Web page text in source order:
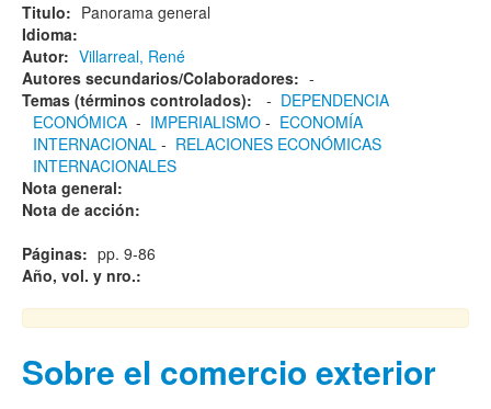
Titulo: Panorama general
Idioma:
Autor: Villarreal, René
Autores secundarios/Colaboradores: -
Temas (términos controlados):
- DEPENDENCIA
ECONÓMICA - IMPERIALISMO - ECONOMÍA
INTERNACIONAL - RELACIONES ECONÓMICAS
INTERNACIONALES
Nota general:
Nota de acción:
Páginas: pp. 9-86
Año, vol. y nro.:
Sobre el comercio exterior